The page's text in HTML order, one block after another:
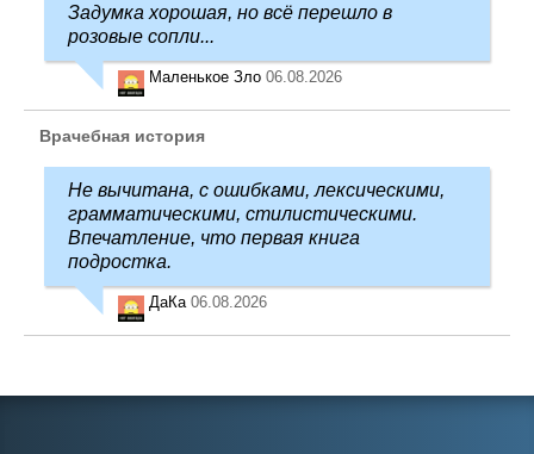
Задумка хорошая, но всё перешло в
розовые сопли...
Маленькое Зло 06.08.2026
Врачебная история
Не вычитана, с ошибками, лексическими,
грамматическими, стилистическими.
Впечатление, что первая книга
подростка.
ДаКа 06.08.2026